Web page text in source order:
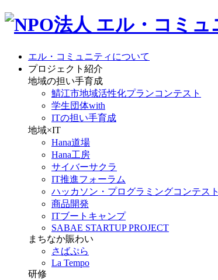
エル・コミュニティについて
プロジェクト紹介
地域の担い手育成
鯖江市地域活性化プランコンテスト
学生団体with
ITの担い手育成
地域×IT
Hana道場
Hana工房
サイバーサクラ
IT推進フォーラム
ハッカソン・プログラミングコンテスト
商品開発
ITブートキャンプ
SABAE STARTUP PROJECT
まちなか賑わい
さばぷら
La Tempo
研修